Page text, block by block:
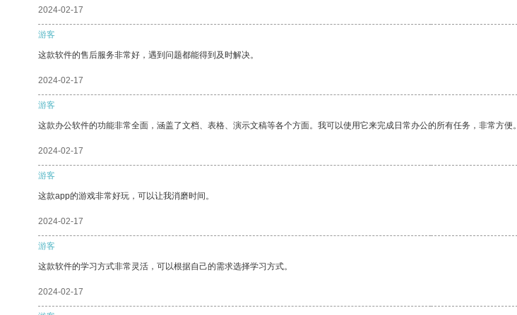
2024-02-17
游客
这款软件的售后服务非常好，遇到问题都能得到及时解决。
2024-02-17
游客
这款办公软件的功能非常全面，涵盖了文档、表格、演示文稿等各个方面。我可以使用它来完成日常办公的所有任务，非常方便。
2024-02-17
游客
这款app的游戏非常好玩，可以让我消磨时间。
2024-02-17
游客
这款软件的学习方式非常灵活，可以根据自己的需求选择学习方式。
2024-02-17